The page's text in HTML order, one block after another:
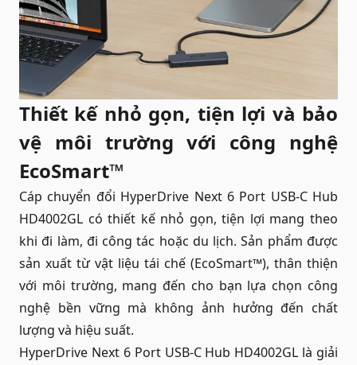
Thiết kế nhỏ gọn, tiện lợi và bảo
vệ môi trường với công nghệ
EcoSmart™
Cáp chuyển đổi HyperDrive Next 6 Port USB-C Hub
HD4002GL có thiết kế nhỏ gọn, tiện lợi mang theo
khi đi làm, đi công tác hoặc du lịch. Sản phẩm được
sản xuất từ vật liệu tái chế (EcoSmart™), thân thiện
với môi trường, mang đến cho bạn lựa chọn công
nghệ bền vững mà không ảnh hưởng đến chất
lượng và hiệu suất.
HyperDrive Next 6 Port USB-C Hub HD4002GL là giải